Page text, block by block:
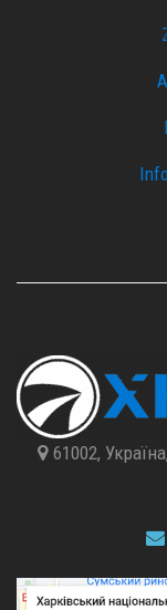
61002,